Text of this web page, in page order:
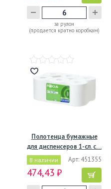
за рулон
(продается кратно коробкам)
Полотенца бумажные
для диспенсеров 1-сл. с…
В наличии Арт: 451355
474,43 ₽